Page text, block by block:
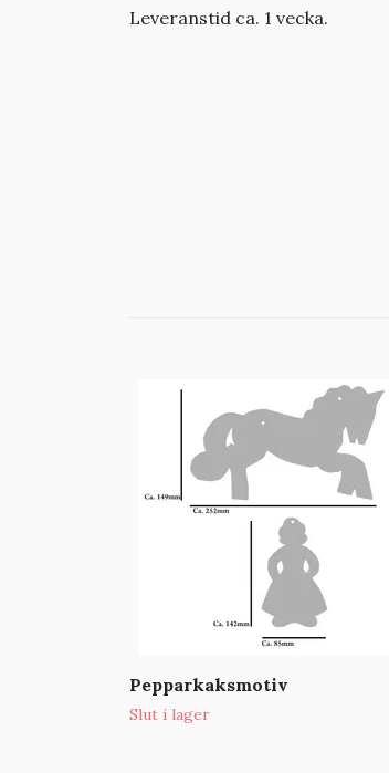
Leveranstid ca. 1 vecka.
Pepparkaksmotiv
Slut i lager